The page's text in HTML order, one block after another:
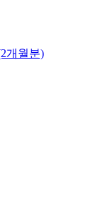
개월분)